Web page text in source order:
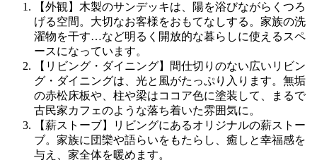
【外観】木製のサンデッキは、陽を浴びながらくつろ
げる空間。大切なお客様をおもてなしする。家族の洗
濯物を干す…など明るく開放的な暮らしに使えるスペ
ースになっています。
【リビング・ダイニング】間仕切りのない広いリビン
グ・ダイニングは、光と風がたっぷり入ります。無垢
の赤松床板や、柱や梁はココア色に塗装して、まるで
古民家カフェのような落ち着いた雰囲気に。
【薪ストーブ】リビングにあるオリジナルの薪ストー
ブ。家族に団欒や語らいをもたらし、癒しと幸福感を
与え、家全体を暖めます。